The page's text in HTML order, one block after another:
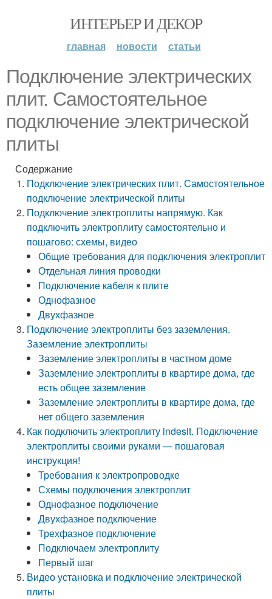
ИНТЕРЬЕР И ДЕКОР
главная новости статьи
Подключение электрических
плит. Самостоятельное
подключение электрической
плиты
Содержание
Подключение электрических плит. Самостоятельное
подключение электрической плиты
Подключение электроплиты напрямую. Как
подключить электроплиту самостоятельно и
пошагово: схемы, видео
Общие требования для подключения электроплит
Отдельная линия проводки
Подключение кабеля к плите
Однофазное
Двухфазное
Подключение электроплиты без заземления.
Заземление электроплиты
Заземление электроплиты в частном доме
Заземление электроплиты в квартире дома, где
есть общее заземление
Заземление электроплиты в квартире дома, где
нет общего заземления
Как подключить электроплиту indesit. Подключение
электроплиты своими руками — пошаговая
инструкция!
Требования к электропроводке
Схемы подключения электроплит
Однофазное подключение
Двухфазное подключение
Трехфазное подключение
Подключаем электроплиту
Первый шаг
Видео установка и подключение электрической
плиты